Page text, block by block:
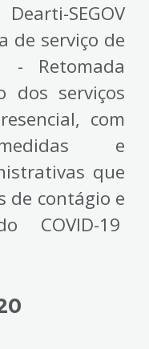
SEGOV
de serviço de
- Retomada
dos serviços
com
e
que
de contágio e
COVID-19